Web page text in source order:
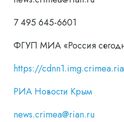
7 495 645-6601
ФГУП МИА «Россия
https://
РИА Новости Крым
news.crimea@rian.ru